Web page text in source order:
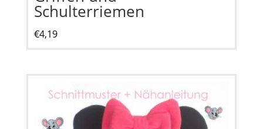
Schulterriemen
€4,19